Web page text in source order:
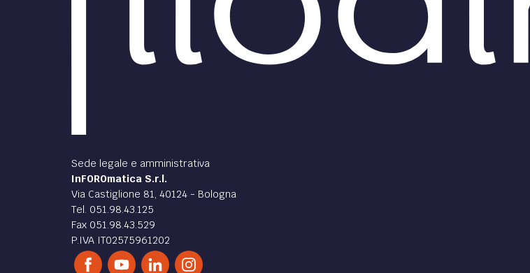
Sede legale e amministrativa
InFOROmatica S.r.l.
Via Castiglione 81, 40124 - Bologna
Tel. 051.98.43.125
Fax 051.98.43.529
P.IVA IT02575961202